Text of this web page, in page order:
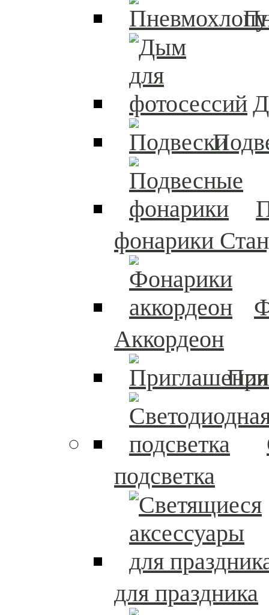
фонарики
Аккордеон
подсветка
для праздника